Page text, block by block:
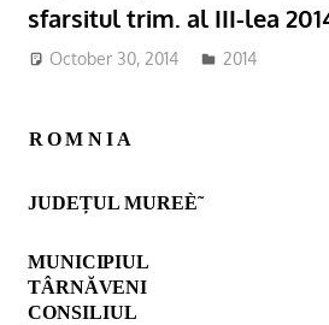
sfarsitul trim. al III-lea
October 30, 2014 2014
ROM NIA
JUDEȚUL MUREÈ˜
MUNICIPIUL
TÂRNĂVENI
CONSILIUL